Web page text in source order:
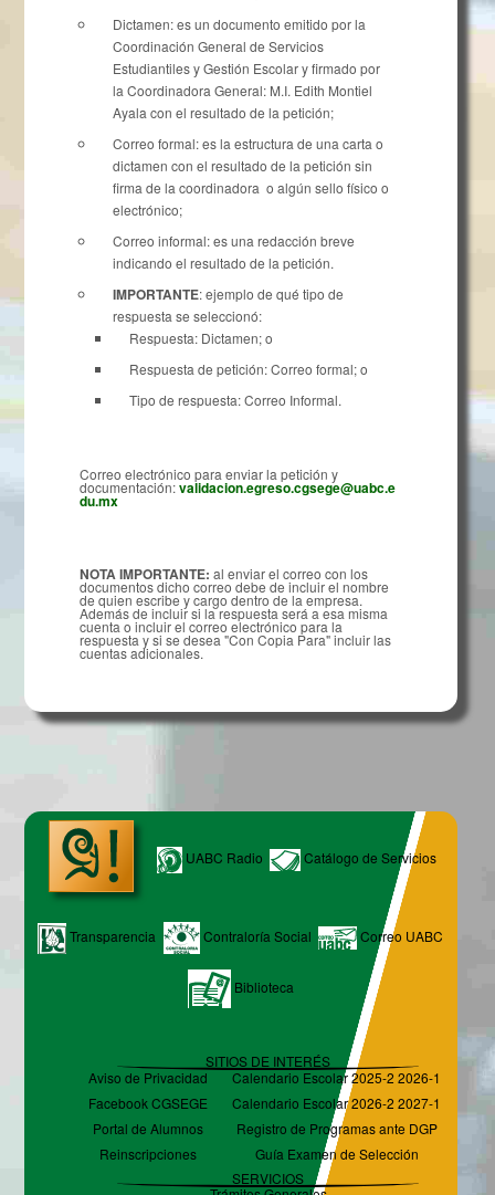
Dictamen: es un documento emitido por la
Coordinación General de Servicios
Estudiantiles y Gestión Escolar y firmado por
la Coordinadora General: M.I. Edith Montiel
Ayala con el resultado de la petición;
Correo formal: es la estructura de una carta o
dictamen con el resultado de la petición sin
firma de la coordinadora o algún sello físico o
electrónico;
Correo informal: es una redacción breve
indicando el resultado de la petición.
IMPORTANTE: ejemplo de qué tipo de
respuesta se seleccionó:
Respuesta: Dictamen; o
Respuesta de petición: Correo formal; o
Tipo de respuesta: Correo Informal.
Correo electrónico para enviar la petición y
documentación:validacion.egreso.cgsege@uabc.e
du.mx
NOTA IMPORTANTE: al enviar el correo con los
documentos dicho correo debe de incluir el nombre
de quien escribe y cargo dentro de la empresa.
Además de incluir si la respuesta será a esa misma
cuenta o incluir el correo electrónico para la
respuesta y si se desea "Con Copia Para" incluir las
cuentas adicionales.
UABC Radio Catálogo de Servicios
Transparencia Contraloría Social Correo UABC
Biblioteca
SITIOS DE INTERÉS
Aviso de Privacidad
Calendario Escolar 2025-2 2026-1
Facebook CGSEGE
Calendario Escolar 2026-2 2027-1
Portal de Alumnos
Registro de Programas ante DGP
Reinscripciones
Guía Examen de Selección
SERVICIOS